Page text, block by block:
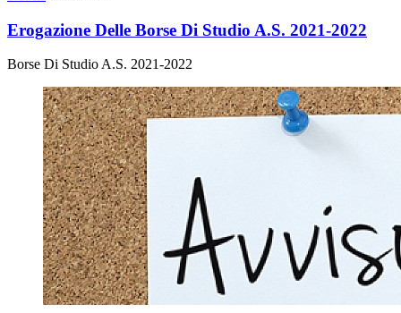
Erogazione Delle Borse Di Studio A.S. 2021-2022
Borse Di Studio A.S. 2021-2022